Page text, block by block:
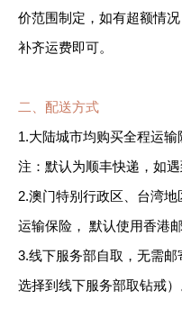
价范围制定，如有超额情
补齐运费即可。
二、配送方式
1.大陆城市均购买全程运输
注：默认为顺丰快递，如
2.澳门特别行政区、台湾
运输保险， 默认使用香港
3.线下服务部自取，无需邮
选择到线下服务部取钻戒